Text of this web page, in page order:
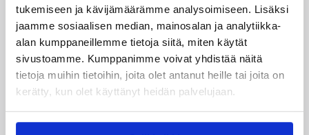
tukemiseen ja kävijämäärämme analysoimiseen. Lisäksi
jaamme sosiaalisen median, mainosalan ja analytiikka-
alan kumppaneillemme tietoja siitä, miten käytät
sivustoamme. Kumppanimme voivat yhdistää näitä
tietoja muihin tietoihin, joita olet antanut heille tai joita on
kerätty, kun olet käyttänyt heidän palvelujaan.
Junioriturnaus 01.08.2026 16:34